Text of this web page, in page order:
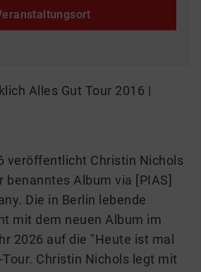
Alles Gut Tour 2016 |
veröffentlicht Christin Nichols
benanntes Album via [PIAS]
Die in Berlin lebende
mit dem neuen Album im
2026 auf die "Heute ist mal
Christin Nichols legt mit